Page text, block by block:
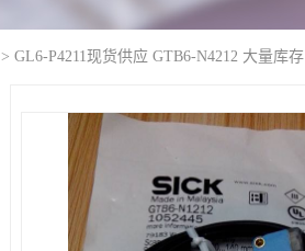
> GL6-P4211现货供应 GTB6-N4212 大量库存